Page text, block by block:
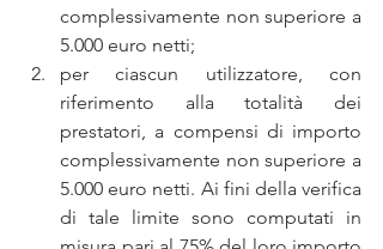
complessivamente non superiore a
5.000 euro netti;
per ciascun utilizzatore, con
riferimento alla totalità dei
prestatori, a compensi di importo
complessivamente non superiore a
5.000 euro netti. Ai fini della verifica
di tale limite sono computati in